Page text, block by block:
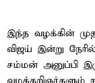
இந்த வழக்கின்
விஜய் இன்று
சம்மன் அனுப்பி